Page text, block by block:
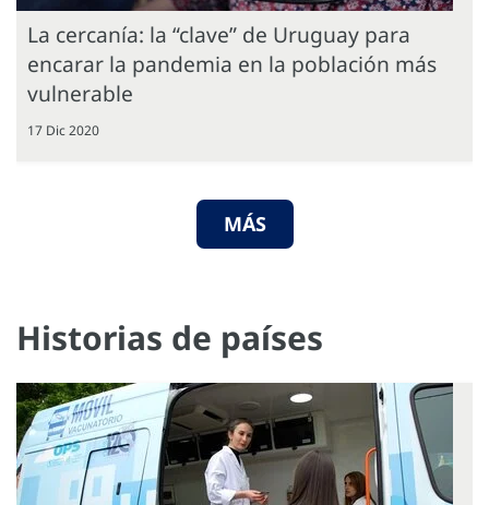
La cercanía: la “clave” de Uruguay para
encarar la pandemia en la población más
vulnerable
17 Dic 2020
MÁS
Historias de países